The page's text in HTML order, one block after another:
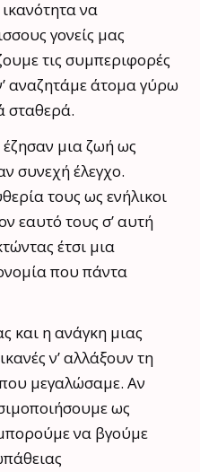
να
γονείς μας
τις συμπεριφορές
αναζητάμε άτομα γύρω
σταθερά.
μια ζωή ως
συνεχή έλεγχο.
τους ως ενήλικοι
εαυτό τους σ’ αυτή
έτσι μια
που πάντα
και η ανάγκη μιας
ν’ αλλάξουν τη
μεγαλώσαμε. Αν
ως
να βγούμε